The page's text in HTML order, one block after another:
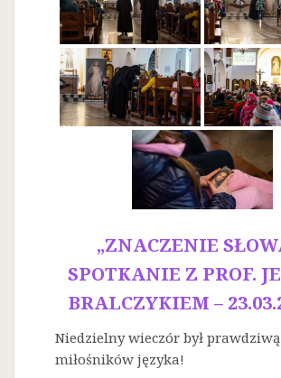
„ZNACZENIE
SPOTKANIE Z PROF.
BRALCZYKIEM –
Niedzielny wieczór był
miłośników języka!